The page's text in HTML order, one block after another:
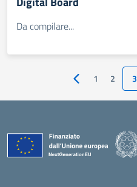
Da compilare...
Pagina precedente
1 2 3